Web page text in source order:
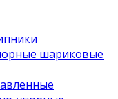
шариковые